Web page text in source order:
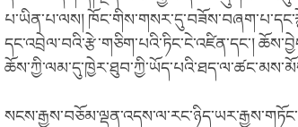
པ་ཡིན་པ་ལས།
དང་འབྲེལ་བའི་རྩེ་གཅིག་པའི་ཏིང་ངེ་འཛིན་དང་།